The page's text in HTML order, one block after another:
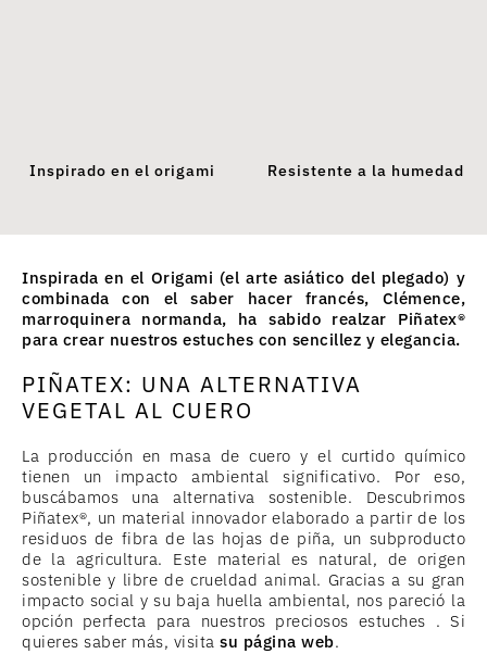
Inspirado en el origami Resistente a la humedad
Inspirada en el Origami (el arte asiático del plegado) y
combinada con el saber hacer francés, Clémence,
marroquinera normanda, ha sabido realzar Piñatex®
para crear nuestros estuches con sencillez y elegancia.
PIÑATEX: UNA ALTERNATIVA
VEGETAL AL CUERO
La producción en masa de cuero y el curtido químico
tienen un impacto ambiental significativo. Por eso,
buscábamos una alternativa sostenible. Descubrimos
Piñatex®, un material innovador elaborado a partir de los
residuos de fibra de las hojas de piña, un subproducto
de la agricultura. Este material es natural, de origen
sostenible y libre de crueldad animal. Gracias a su gran
impacto social y su baja huella ambiental, nos pareció la
opción perfecta para nuestros preciosos estuches . Si
quieres saber más, visita su página web.